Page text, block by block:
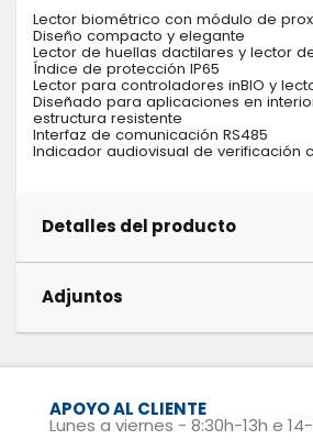
Lector biométrico con módulo de
Diseño compacto y elegante
Lector de huellas dactilares y lector
Índice de protección IP65
Lector para controladores inBIO y
Diseñado para aplicaciones en
estructura resistente
Interfaz de comunicación RS485
Indicador audiovisual de verificación
Detalles del producto
Adjuntos
APOYO AL CLIENTE
Lunes a viernes - 8:30h-13h e 14-